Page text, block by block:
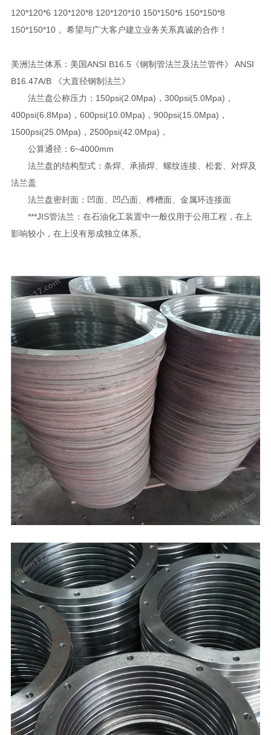
120*120*6 120*120*8 120*120*10 150*150*6 150*150*8
150*150*10 。希望与广大客户建立业务关系真诚的合作！
美洲法兰体系：美国ANSI B16.5《钢制管法兰及法兰管件》 ANSI
B16.47A/B 《大直径钢制法兰》
法兰盘公称压力：150psi(2.0Mpa)，300psi(5.0Mpa)，
400psi(6.8Mpa)，600psi(10.0Mpa)，900psi(15.0Mpa)，
1500psi(25.0Mpa)，2500psi(42.0Mpa)，
公算通径：6~4000mm
法兰盘的结构型式：条焊、承插焊、螺纹连接、松套、对焊及
法兰盖
法兰盘密封面：凹面、凹凸面、榫槽面、金属环连接面
***JIS管法兰：在石油化工装置中一般仅用于公用工程，在上
影响较小，在上没有形成独立体系。